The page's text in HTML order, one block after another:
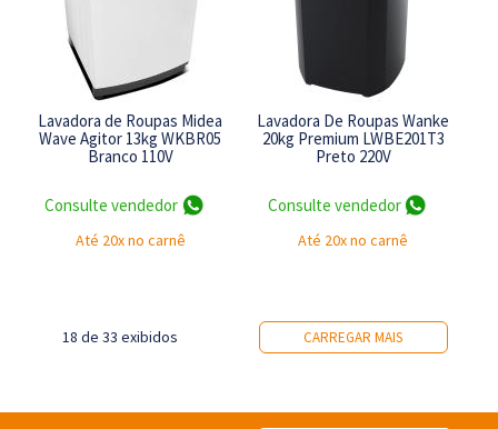
Lavadora de Roupas Midea
Wave Agitor 13kg WKBR05
Branco 110V
Consulte vendedor
Até 20x no carnê
Lavadora De Roupas Wanke
20kg Premium LWBE201T3
Preto 220V
Consulte vendedor
Até 20x no carnê
18 de 33 exibidos CARREGAR MAIS